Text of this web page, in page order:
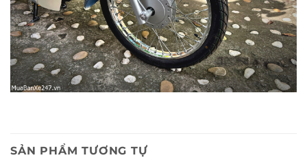
SẢN PHẨM TƯƠNG TỰ